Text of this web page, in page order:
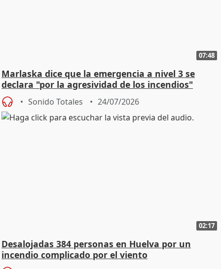
07:48
Marlaska dice que la emergencia a nivel 3 se
declara "por la agresividad de los incendios"
Sonido Totales 24/07/2026
02:17
Desalojadas 384 personas en Huelva por un
incendio complicado por el viento